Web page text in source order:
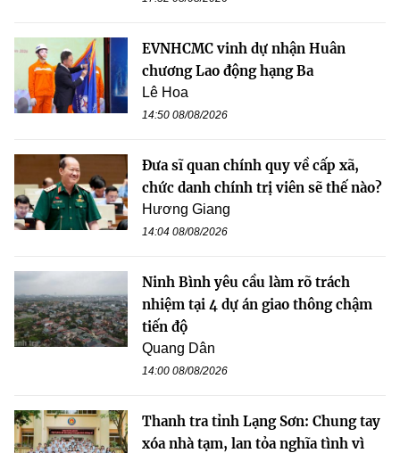
EVNHCMC vinh dự nhận Huân
chương Lao động hạng Ba
Lê Hoa
14:50 08/08/2026
Đưa sĩ quan chính quy về cấp xã,
chức danh chính trị viên sẽ thế nào?
Hương Giang
14:04 08/08/2026
Ninh Bình yêu cầu làm rõ trách
nhiệm tại 4 dự án giao thông chậm
tiến độ
Quang Dân
14:00 08/08/2026
Thanh tra tỉnh Lạng Sơn: Chung tay
xóa nhà tạm, lan tỏa nghĩa tình vì